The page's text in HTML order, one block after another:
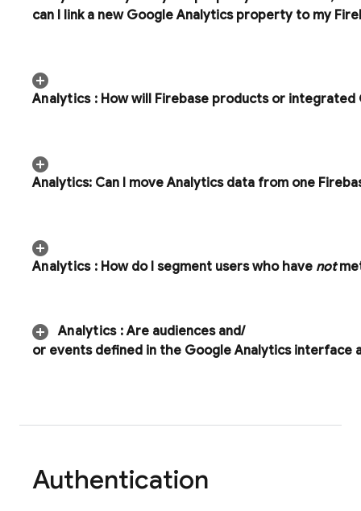
can I link a new Google Analytics property to my
Analytics:How will Firebase products or integrated
Analytics: Can I moveAnalyticsdata from one
Analytics:How do I segment users who have not
Analytics:Are audiences and/
or events defined in the Google Analytics interface
Authentication